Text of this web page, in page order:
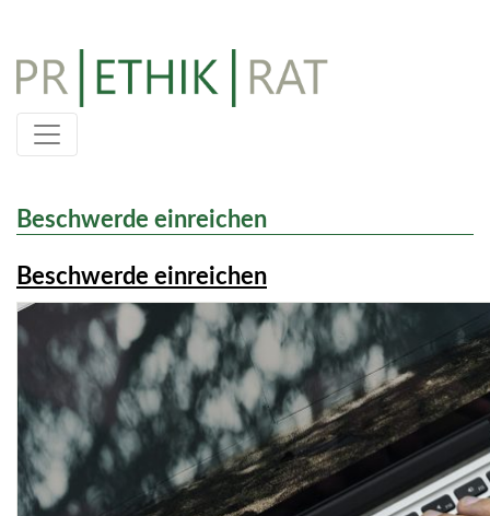
Skip
content
Beschwerde einreichen
Beschwerde einreichen